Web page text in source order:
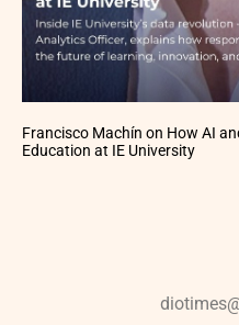
Francisco Machín on How AI
Education at IE University